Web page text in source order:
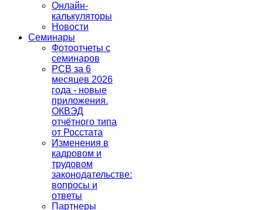
Онлайн-
калькуляторы
Новости
Семинары
Фотоотчеты с
семинаров
РСВ за 6
месяцев 2026
года - новые
приложения.
ОКВЭД
отчётного типа
от Росстата
Изменения в
кадровом и
трудовом
законодательстве:
вопросы и
ответы
Партнеры